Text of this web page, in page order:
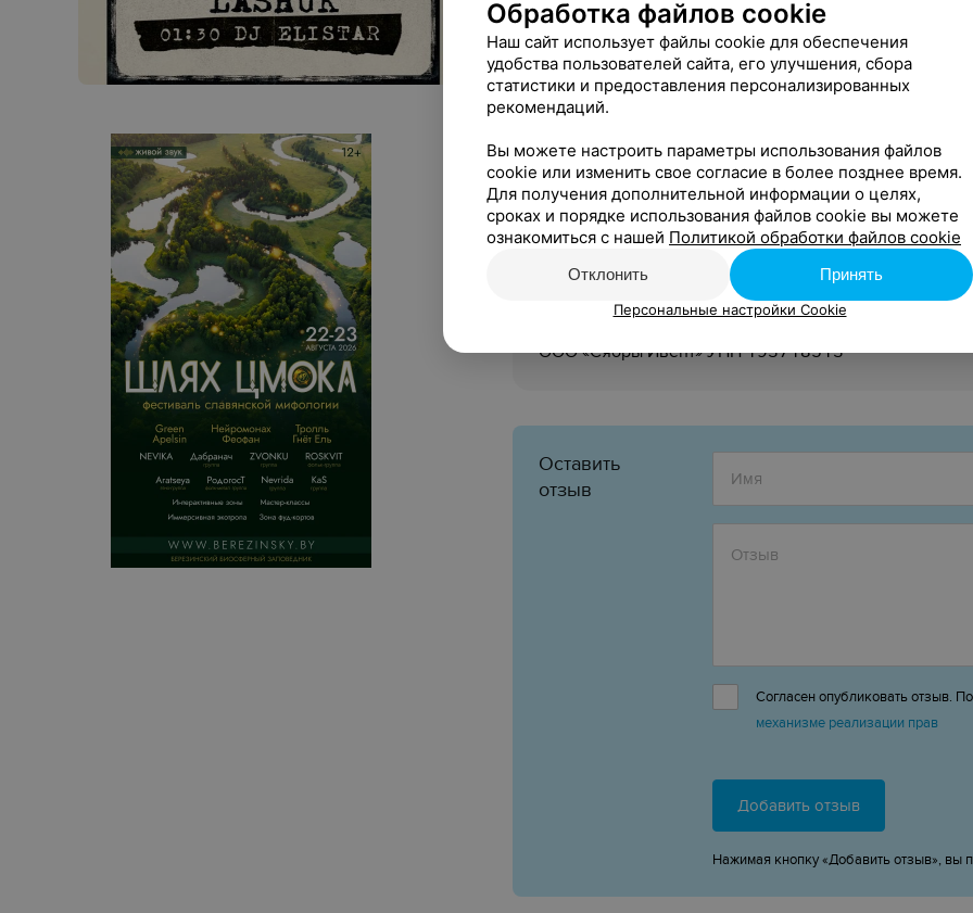
Вход:
Свободный
Возрастное ограничение: 18+
Инфолиния:
Организатор:
ООО «Сябры Ивент» УНП 193718513
Оставить
отзыв
Согласен опубликовать отзыв.
механизме реализации прав
Добавить отзыв
Нажимая кнопку «Добавить отзыв», вы
Обработка файлов cookie
Наш сайт использует файлы cookie для обеспечения
удобства пользователей сайта, его улучшения, сбора
статистики и предоставления персонализированных
рекомендаций.
Вы можете настроить параметры использования файлов
cookie или изменить свое согласие в более позднее время.
Для получения дополнительной информации о целях,
сроках и порядке использования файлов cookie вы можете
ознакомиться с нашей Политикой обработки файлов cookie
Отклонить Принять
Персональные настройки Cookie